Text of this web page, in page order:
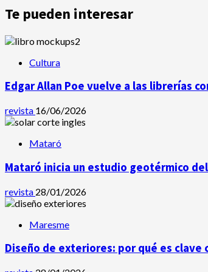
Te pueden interesar
Cultura
Edgar Allan Poe vuelve a las librerías
revista 16/06/2026
Mataró
Mataró inicia un estudio geotérmico
revista 28/01/2026
Maresme
Diseño de exteriores: por qué es